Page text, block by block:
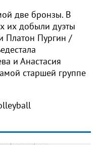
две бронзы. В
их добыли дуэты
Платон Пургин /
и Анастасия
старшей группе